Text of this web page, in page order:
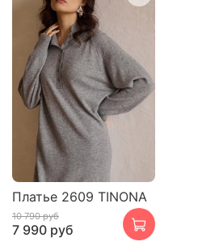
Платье 2609 TINONA
10 790 руб
7 990 руб